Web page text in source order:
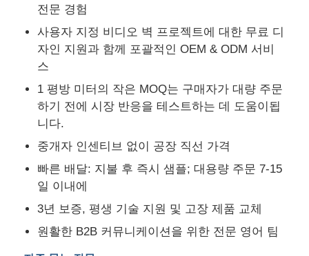
전문 경험
사용자 지정 비디오 벽 프로젝트에 대한 무료 디
자인 지원과 함께 포괄적인 OEM & ODM 서비
스
1 평방 미터의 작은 MOQ는 구매자가 대량 주문
하기 전에 시장 반응을 테스트하는 데 도움이됩
니다.
중개자 인센티브 없이 공장 직선 가격
빠른 배달: 지불 후 즉시 샘플; 대용량 주문 7-15
일 이내에
3년 보증, 평생 기술 지원 및 고장 제품 교체
원활한 B2B 커뮤니케이션을 위한 전문 영어 팀